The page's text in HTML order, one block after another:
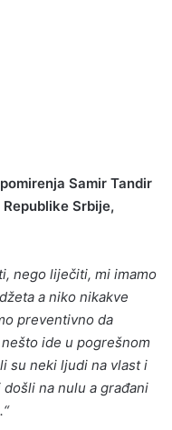
Samir Tandir
Srbije,
nego liječiti, mi imamo
a niko nikakve
preventivno da
ide u pogrešnom
su neki ljudi na vlast i
na nulu a građani